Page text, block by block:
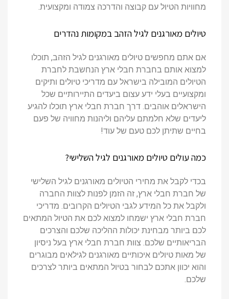
מחוויות הטיול עם קבוצה והדרכה צמודה ומקצועית.
טיולים מאורגנים לגיל הזהב במקומות נהדרים
אם אתם מחפשים טיולים מאורגנים לגיל הזהב, תוכלו
למצוא אותם בחברת חבלי ארץ הנחשבת לחברת
הטיולים המובילה בישראל עם מדריכי טיולים ותיקים
ומקצועיים בעלי ידע עצום ביעדים התיירותיים שכל
הישראלים אוהבים. דרך חברת חבלי ארץ תוכלו להגיע
ליעדים שלא חלמתם עליהם וליהנות מחוויה של פעם
בחיים שתיתן לכם טעם של עוד!
כמה עולים טיולים מאורגנים לגיל השלישי?
בכדי לקבל את מחירי הטיולים מאורגנים לגיל השלישי
של חברת חבלי ארץ, זה הזמן לפנות לצוות החברה
ולקבל את כל המידע לגבי הטיולים הקרובים. מדריכי
חברת חבלי ארץ ישמחו למצוא לכם את הטיול המתאים
לכם ביותר מבחינת יכולות ההליכה שלכם והצרכים
הבריאותיים שלכם. צוות חברת חבלי ארץ בעל ניסיון
של מאות טיולים איכותיים מאורגנים לגילאים מבוגרים
והוא יכוון אתכם לבחור בטיול המתאים ביותר לצרכים
שלכם.